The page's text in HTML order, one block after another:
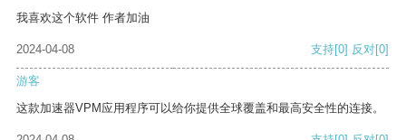
我喜欢这个软件 作者加油
2024-04-08 支持[0] 反对[0]
游客
这款加速器VPM应用程序可以给你提供全球覆盖和最高安全性的连接。